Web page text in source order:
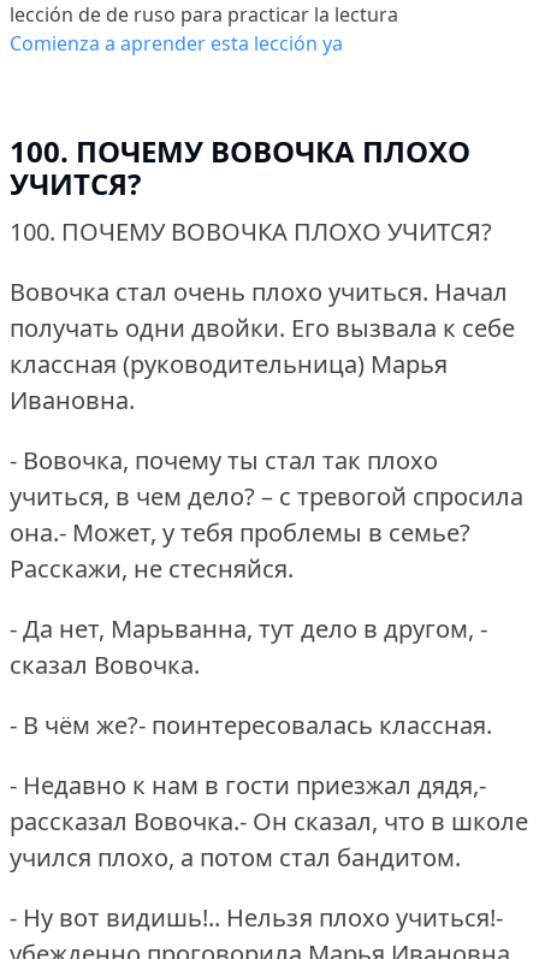
lección de de ruso para practicar la lectura
Comienza a aprender esta lección ya
100. ПОЧЕМУ ВОВОЧКА ПЛОХО
УЧИТСЯ?
100. ПОЧЕМУ ВОВОЧКА ПЛОХО УЧИТСЯ?
Вовочка стал очень плохо учиться. Начал
получать одни двойки. Его вызвала к себе
классная (руководительница) Марья
Ивановна.
- Вовочка, почему ты стал так плохо
учиться, в чем дело?– с тревогой спросила
она.- Может, у тебя проблемы в семье?
Расскажи, не стесняйся.
- Да нет, Марьванна, тут дело в другом, -
сказал Вовочка.
- В чём же?- поинтересовалась классная.
- Недавно к нам в гости приезжал дядя,-
рассказал Вовочка.- Он сказал, что в школе
учился плохо, а потом стал бандитом.
- Ну вот видишь!.. Нельзя плохо учиться!-